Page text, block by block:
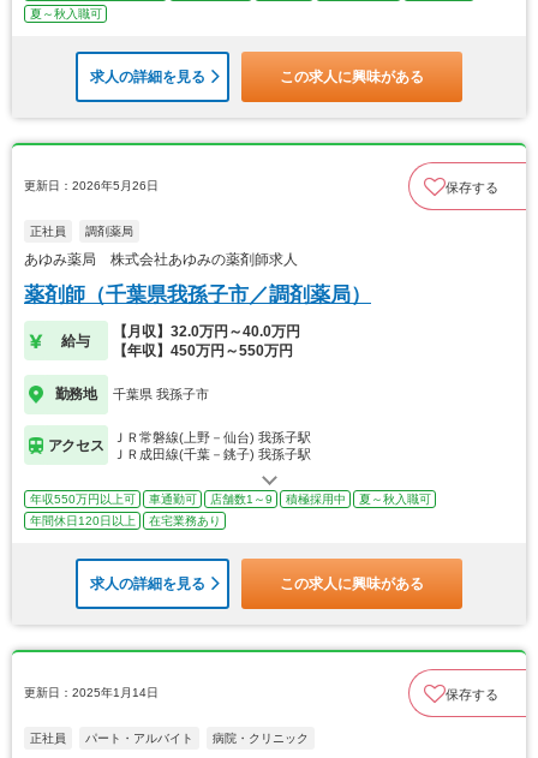
夏～秋入職可
求人の詳細を見る この求人に興味がある
更新日：2026年5月26日 保存する
正社員 調剤薬局
あゆみ薬局 株式会社あゆみの薬剤師求人
薬剤師（千葉県我孫子市／調剤薬局）
給与
【月収】32.0万円～40.0万円
【年収】450万円～550万円
勤務地 千葉県 我孫子市
アクセス
ＪＲ常磐線(上野－仙台) 我孫子駅
ＪＲ成田線(千葉－銚子) 我孫子駅
年収550万円以上可 車通勤可 店舗数1～9 積極採用中
夏～秋入職可
年間休日120日以上
在宅業務あり
求人の詳細を見る この求人に興味がある
更新日：2025年1月14日 保存する
正社員 パート・アルバイト 病院・クリニック